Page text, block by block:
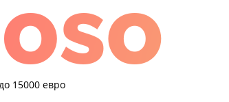
15000 евро